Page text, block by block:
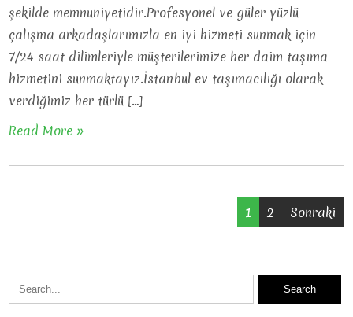
şekilde memnuniyetidir.Profesyonel ve güler yüzlü
çalışma arkadaşlarımızla en iyi hizmeti sunmak için
7/24 saat dilimleriyle müşterilerimize her daim taşıma
hizmetini sunmaktayız.İstanbul ev taşımacılığı olarak
verdiğimiz her türlü […]
Read More »
1 2 Sonraki